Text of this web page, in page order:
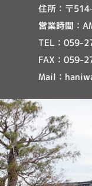
住所： 〒
営業時間：
TEL： 059-
FAX： 059-
Mail：